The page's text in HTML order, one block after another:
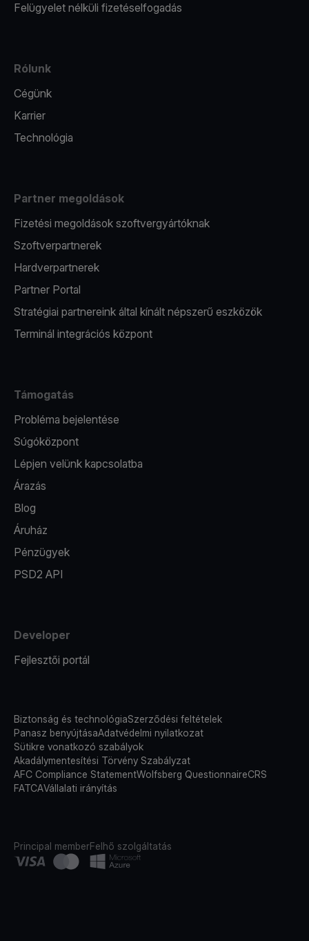
Felügyelet nélküli fizetéselfogadás
Rólunk
Cégünk
Karrier
Technológia
Partner megoldások
Fizetési megoldások szoftvergyártóknak
Szoftverpartnerek
Hardverpartnerek
Partner Portal
Stratégiai partnereink által kínált népszerű eszközök
Terminál integrációs központ
Támogatás
Probléma bejelentése
Súgóközpont
Lépjen velünk kapcsolatba
Árazás
Blog
Áruház
Pénzügyek
PSD2 API
Developer
Fejlesztői portál
Biztonság és technológiaSzerződési feltételek
Panasz benyújtásaAdatvédelmi nyilatkozat
Sütikre vonatkozó szabályok
Akadálymentesítési Törvény Szabályzat
AFC Compliance StatementWolfsberg QuestionnaireCRS
FATCAVállalati irányítás
Principal memberFelhő szolgáltatás